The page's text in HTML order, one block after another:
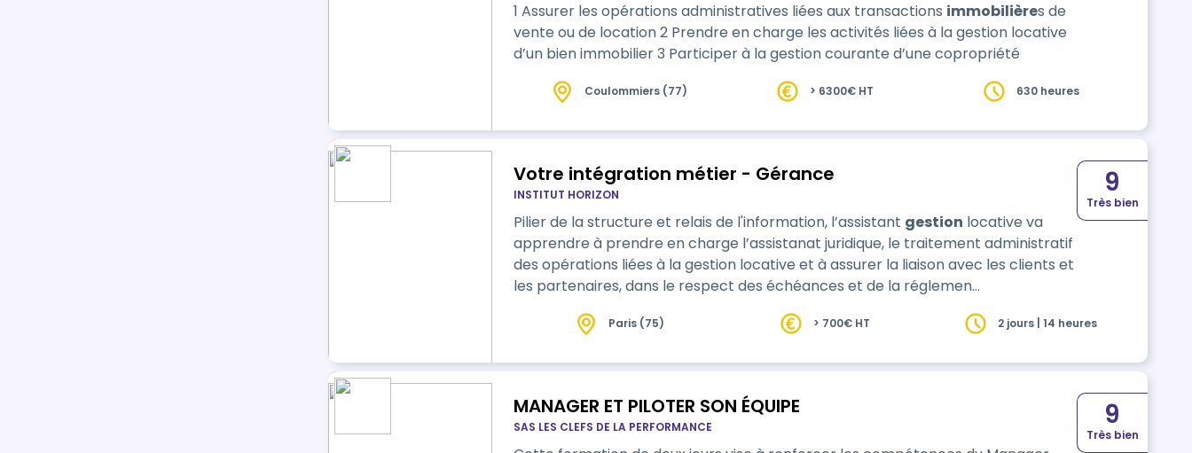
1 Assurer les opérations administratives liées aux transactions immobilières de
vente ou de location 2 Prendre en charge les activités liées à la gestion locative
d’un bien immobilier 3 Participer à la gestion courante d’une copropriété
Coulommiers (77) > 6300€ HT 630 heures
Votre intégration métier - Gérance
INSTITUT HORIZON
Pilier de la structure et relais de l'information, l’assistant gestion locative va
apprendre à prendre en charge l’assistanat juridique, le traitement administratif
des opérations liées à la gestion locative et à assurer la liaison avec les clients et
les partenaires, dans le respect des échéances et de la réglemen…
9
Très bien
Paris (75) > 700€ HT 2 jours | 14 heures
MANAGER ET PILOTER SON ÉQUIPE
SAS LES CLEFS DE LA PERFORMANCE 9
Très bien